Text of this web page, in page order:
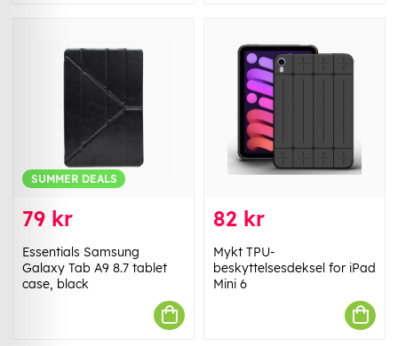
SUMMER DEALS
79 kr
Essentials Samsung
Galaxy Tab A9 8.7 tablet
case, black
82 kr
Mykt TPU-
beskyttelsesdeksel for iPad
Mini 6